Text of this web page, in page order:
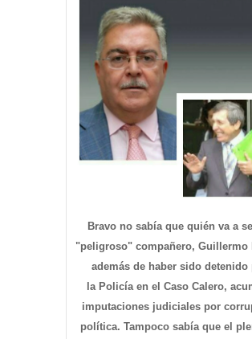
Bravo no sabía que quién va a
"peligroso" compañero, Guillermo
además de haber sido detenido
la Policía en el Caso Calero,
imputaciones judiciales por
política. Tampoco sabía que el